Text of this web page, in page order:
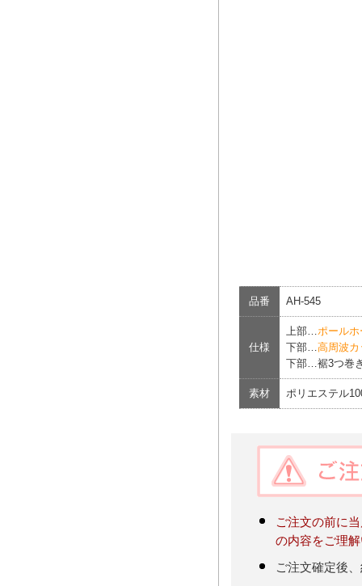
品番 AH-545
仕様
上部… ポール
下部… 高周波
下部…裾3つ巻
素材 ポリエステル
ご注文の前に
の内容をご理
ご注文確定後